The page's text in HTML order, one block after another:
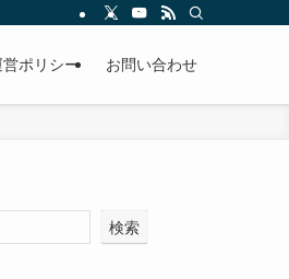
営ポリシー お問い合わせ
検索